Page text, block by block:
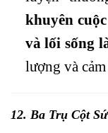
khuyên
và lối sống
lượng và
12. Ba Trụ Cột